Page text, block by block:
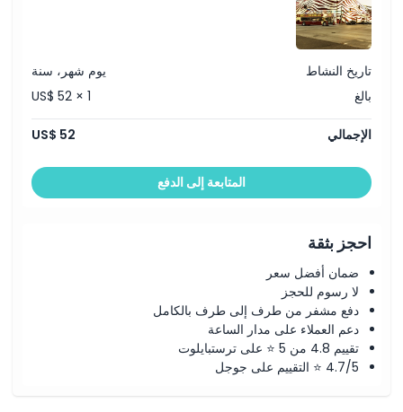
تاريخ النشاط
يوم شهر، سنة
بالغ
US$ 52 × 1
الإجمالي US$ 52
المتابعة إلى الدفع
احجز بثقة
ضمان أفضل سعر
لا رسوم للحجز
دفع مشفر من طرف إلى طرف بالكامل
دعم العملاء على مدار الساعة
تقييم 4.8 من 5 ⭐ على ترستبايلوت
4.7/5 ⭐ التقييم على جوجل